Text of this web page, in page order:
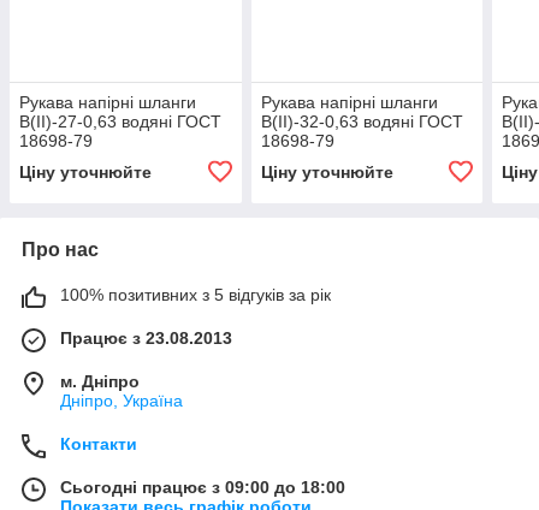
Рукава напірні шланги
В(II)-27-0,63 водяні ГОСТ
18698-79
Ціну уточнюйте
Рукава напірні шланги
В(II)-32-0,63 водяні ГОСТ
18698-79
Ціну уточнюйте
Про нас
100% позитивних з 5 відгуків за рік
Працює з 23.08.2013
м. Дніпро
Дніпро, Україна
Контакти
Сьогодні працює з 09:00 до 18:00